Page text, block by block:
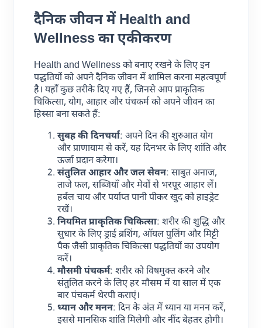
दैनिक जीवन में Health and
Wellness का एकीकरण
Health and Wellness को बनाए रखने के लिए इन
पद्धतियों को अपने दैनिक जीवन में शामिल करना महत्वपूर्ण
है। यहाँ कुछ तरीके दिए गए हैं, जिनसे आप प्राकृतिक
चिकित्सा, योग, आहार और पंचकर्म को अपने जीवन का
हिस्सा बना सकते हैं:
सुबह की दिनचर्या: अपने दिन की शुरुआत योग
और प्राणायाम से करें, यह दिनभर के लिए शांति और
ऊर्जा प्रदान करेगा।
संतुलित आहार और जल सेवन: साबुत अनाज,
ताजे फल, सब्जियाँ और मेवों से भरपूर आहार लें।
हर्बल चाय और पर्याप्त पानी पीकर खुद को हाइड्रेट
रखें।
नियमित प्राकृतिक चिकित्सा: शरीर की शुद्धि और
सुधार के लिए ड्राई ब्रशिंग, ऑयल पुलिंग और मिट्टी
पैक जैसी प्राकृतिक चिकित्सा पद्धतियों का उपयोग
करें।
मौसमी पंचकर्म: शरीर को विषमुक्त करने और
संतुलित करने के लिए हर मौसम में या साल में एक
बार पंचकर्म थेरपी कराएं।
ध्यान और मनन: दिन के अंत में ध्यान या मनन करें,
इससे मानसिक शांति मिलेगी और नींद बेहतर होगी।